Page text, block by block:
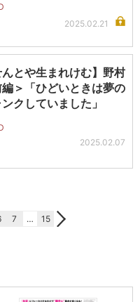
2025.02.21
んとや生まれけむ】野村
＞「ひどいときは夢の
クしていました」
2025.02.07
7 … 15